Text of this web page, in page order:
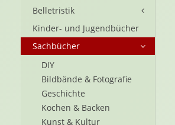
Belletristik
Kinder- und Jugendbücher
Sachbücher
DIY
Bildbände & Fotografie
Geschichte
Kochen & Backen
Kunst & Kultur